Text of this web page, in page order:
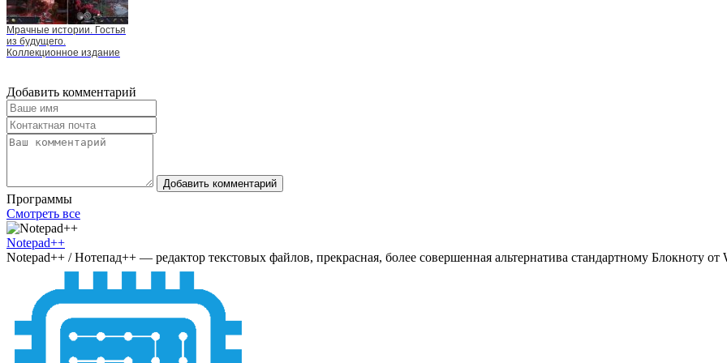
Мрачные истории. Гостья
из будущего.
Коллекционное издание
Добавить комментарий
Добавить комментарий
Программы
Смотреть все
Notepad++
Notepad++ / Нотепад++ — редактор текстовых файлов, прекрасная, более совершенная альтернатива стандартному Блокноту от